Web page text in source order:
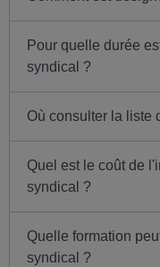
Pour quelle durée
syndical ?
Où consulter la liste
Quel est le coût de
syndical ?
Quelle formation
syndical ?